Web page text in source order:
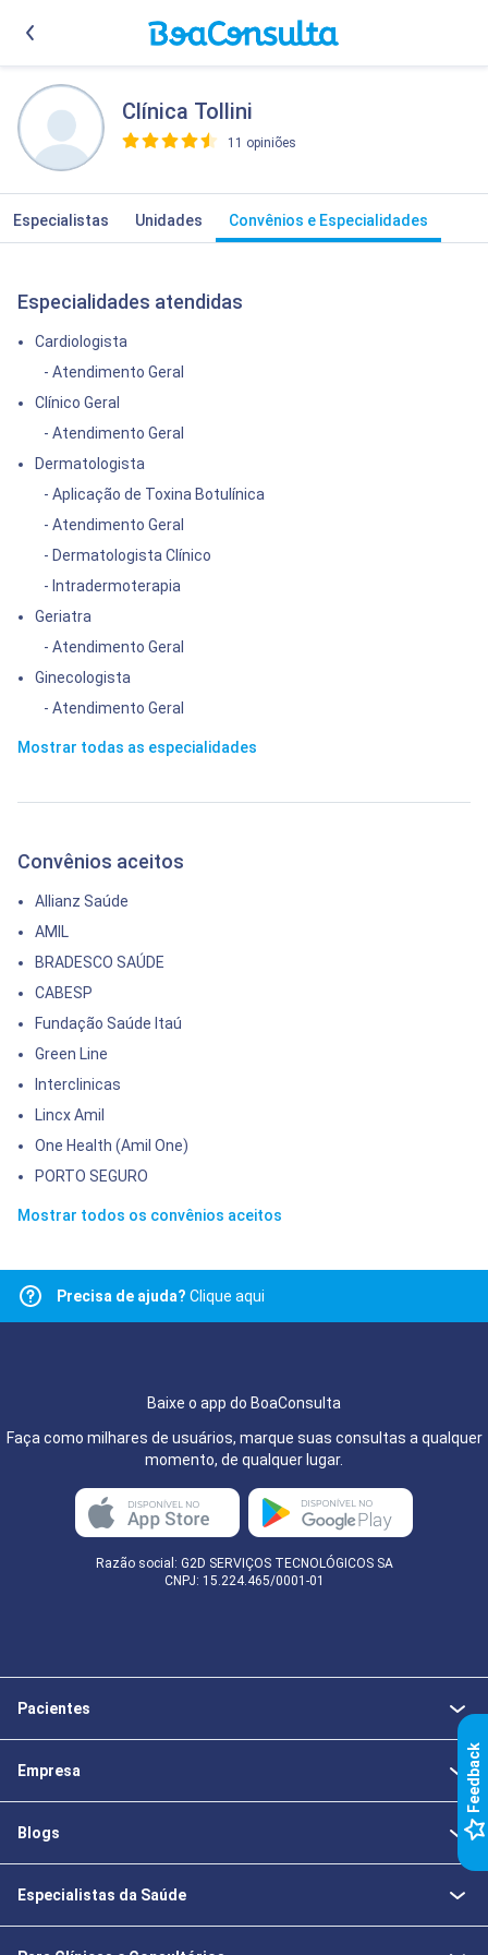
Clínica Tollini
11 opiniões
Especialistas Unidades Convênios e Especialidades
Especialidades atendidas
Cardiologista
- Atendimento Geral
Clínico Geral
- Atendimento Geral
Dermatologista
- Aplicação de Toxina Botulínica
- Atendimento Geral
- Dermatologista Clínico
- Intradermoterapia
Geriatra
- Atendimento Geral
Ginecologista
- Atendimento Geral
Mostrar todas as especialidades
Convênios aceitos
Allianz Saúde
AMIL
BRADESCO SAÚDE
CABESP
Fundação Saúde Itaú
Green Line
Interclinicas
Lincx Amil
One Health (Amil One)
PORTO SEGURO
Mostrar todos os convênios aceitos
Precisa de ajuda? Clique aqui
Baixe o app do BoaConsulta
Faça como milhares de usuários, marque suas consultas a qualquer
momento, de qualquer lugar.
Razão social: G2D SERVIÇOS TECNOLÓGICOS SA
CNPJ: 15.224.465/0001-01
Pacientes
Empresa
Blogs
Especialistas da Saúde
k